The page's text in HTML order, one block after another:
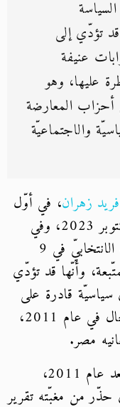
تؤدّي إلى
عنيفة
عليها، وهو
المعارضة
والاجتماعيّة
فريد زهران، في أوّل
مؤتمر صحفيّ لإعلان ترشّحه في 3 أكتوبر 2023، وفي
مؤتمره الصحفيّ الثاني لإعلان برنامجه الانتخابيّ في 9
المتّبعة، وأنّها قد تؤدّي
قادرة على
احتوائها والتعامل معها مثلما كان الحال في عام 2011،
مصر.
ويؤكّد المسار الّذي مضت فيه مصر بعد عام 2011،
حذّر من مغبّته تقرير